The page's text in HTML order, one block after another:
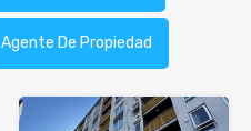
Agente De Propiedad